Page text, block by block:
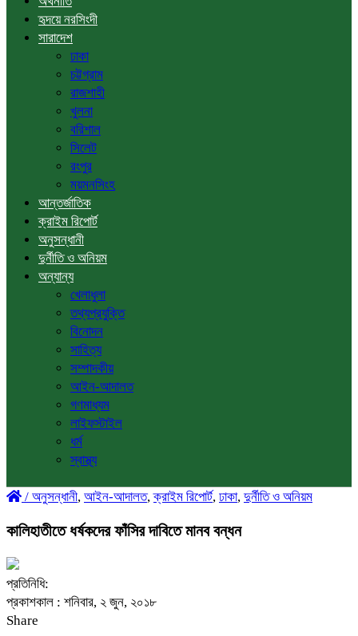
হৃদয়ে নরসিংদী
সারাদেশ
ঢাকা
চট্টগ্রাম
রাজশাহী
খুলনা
বরিশাল
সিলেট
রংপুর
ময়মনসিংহ
আন্তর্জাতিক
ক্রাইম রিপোর্ট
অনুসন্ধানী
দুর্নীতি ও অনিয়ম
অন্যান্য
খেলাধুলা
তথ্যপ্রযুক্তি
বিনোদন
সাহিত্য
সম্পাদকীয়
আইন-আদালত
গণমাধ্যম
লাইফস্টাইল
ধর্ম
স্বাস্থ্য
/ অনুসন্ধানী, আইন-আদালত,ক্রাইম রিপোর্ট, ঢাকা, দুর্নীতি ও অনিয়ম
কালিহাতীতে ধর্ষকদের ফাঁসির দাবিতে মানব বন্ধন
প্রতিনিধি:
প্রকাশকাল : শনিবার, ২ জুন, ২০১৮
Share